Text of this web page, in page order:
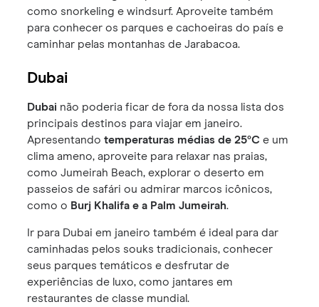
como snorkeling e windsurf. Aproveite também
para conhecer os parques e cachoeiras do país e
caminhar pelas montanhas de Jarabacoa.
Dubai
Dubai não poderia ficar de fora da nossa lista dos
principais destinos para viajar em janeiro.
Apresentandotemperaturas médias de 25°C e um
clima ameno, aproveite para relaxar nas praias,
como Jumeirah Beach, explorar o deserto em
passeios de safári ou admirar marcos icônicos,
como o Burj Khalifa e a Palm Jumeirah.
Ir para Dubai em janeiro também é ideal para dar
caminhadas pelos souks tradicionais, conhecer
seus parques temáticos e desfrutar de
experiências de luxo, como jantares em
restaurantes de classe mundial.